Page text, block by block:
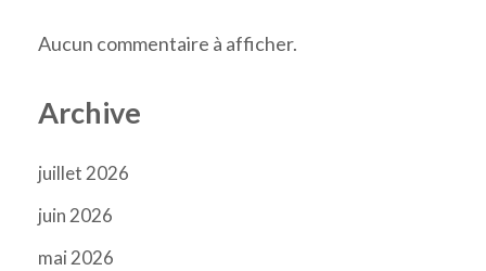
Aucun commentaire à afficher.
Archive
juillet 2026
juin 2026
mai 2026